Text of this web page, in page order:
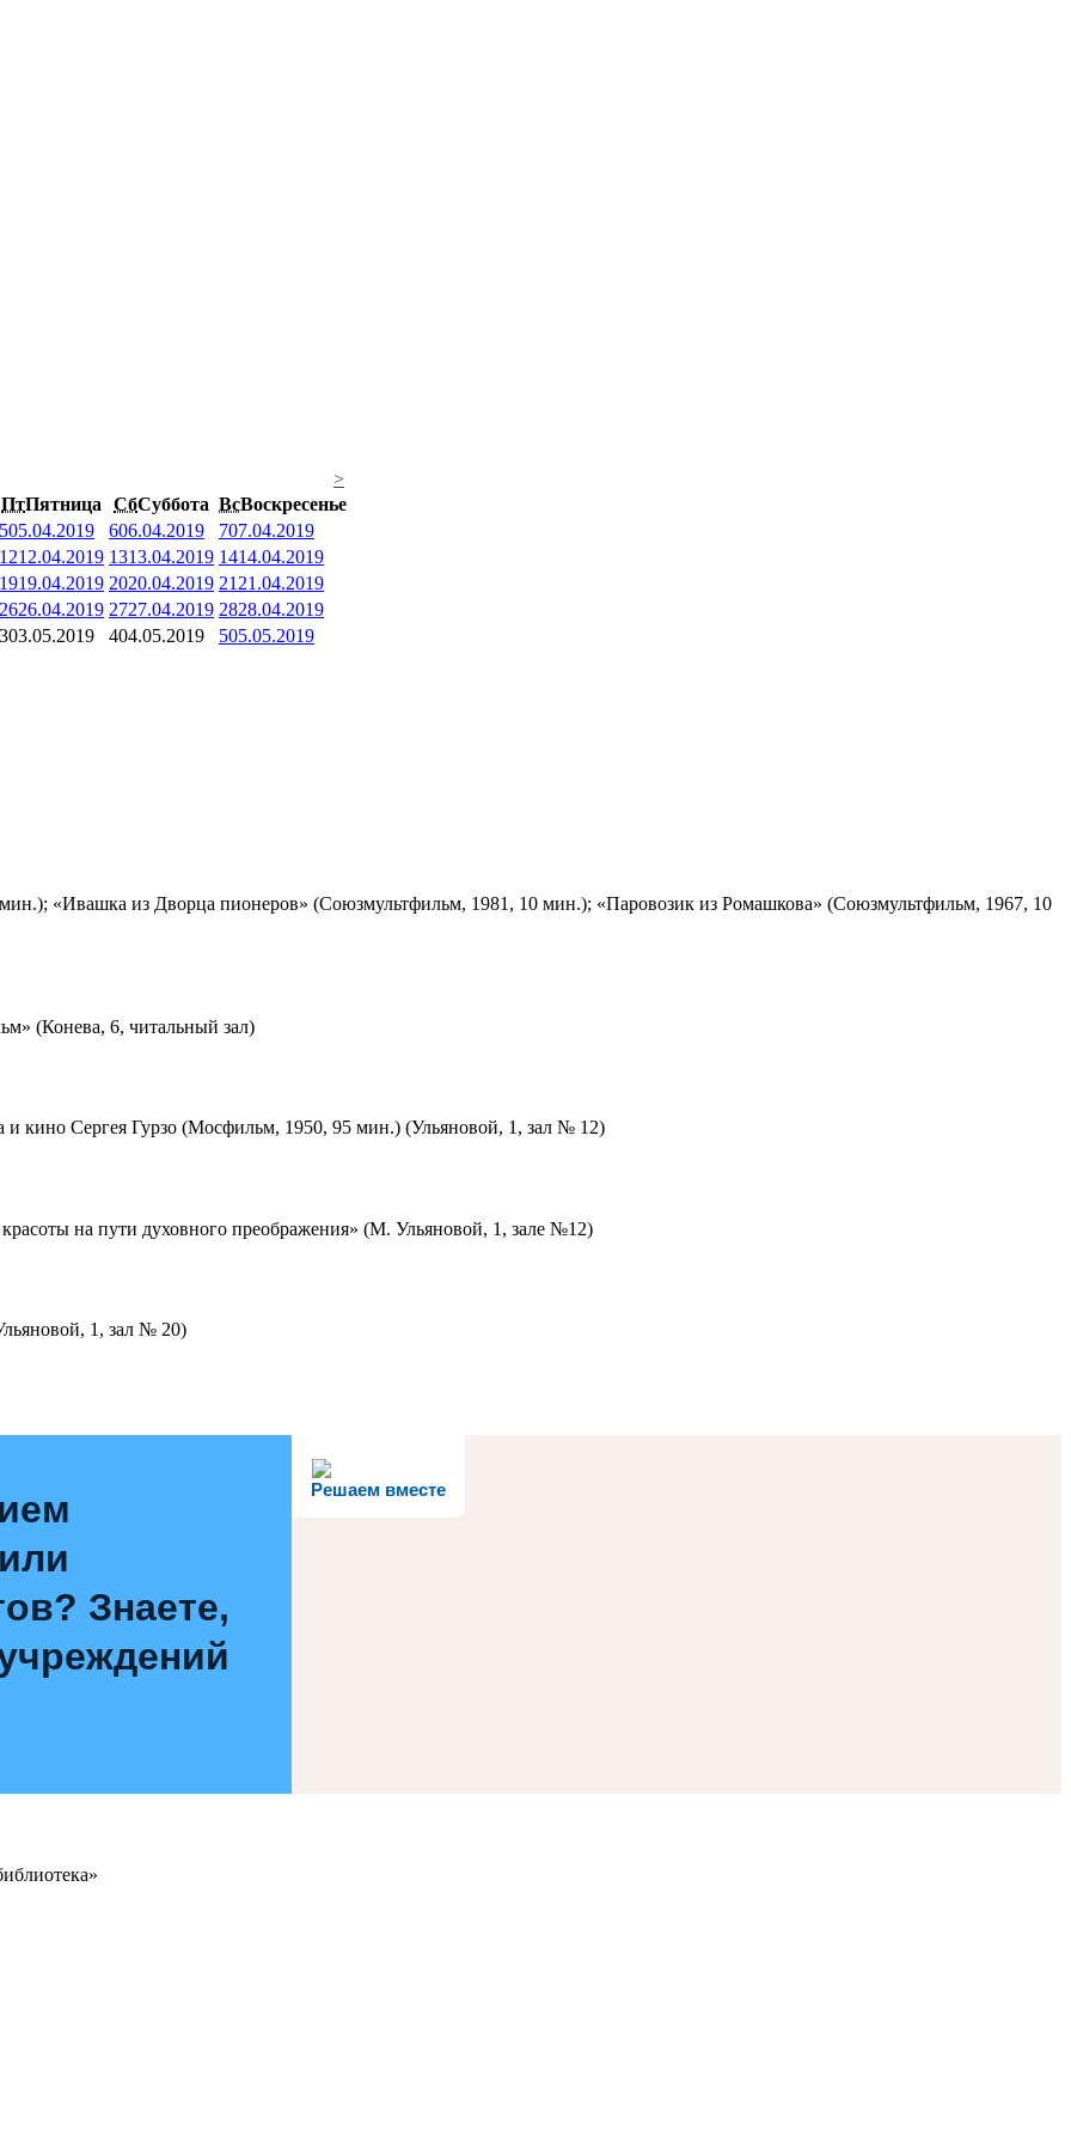
>
ПтПятница СбСуббота ВсВоскресенье
505.04.2019 606.04.2019 707.04.2019
1212.04.2019 1313.04.2019 1414.04.2019
1919.04.2019 2020.04.2019 21 21.04.2019
2626.04.2019 2727.04.2019 2828.04.2019
303.05.2019 404.05.2019 505.05.2019
«Ивашка из Дворца пионеров» (Союзмультфильм, 1981, 10 мин.); «Паровозик из Ромашкова» (Союзмультфильм, 1967, 10
(Конева, 6, читальный зал)
и кино Сергея Гурзо (Мосфильм, 1950, 95 мин.) (Ульяновой, 1, зал № 12)
на пути духовного преображения» (М. Ульяновой, 1, зале №12)
1, зал № 20)
Решаем вместе
Знаете,